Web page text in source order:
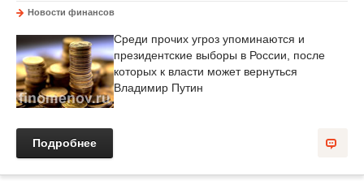
Новости финансов
Среди прочих угроз упоминаются и
президентские выборы в России, после
которых к власти может вернуться
Владимир Путин
Подробнее